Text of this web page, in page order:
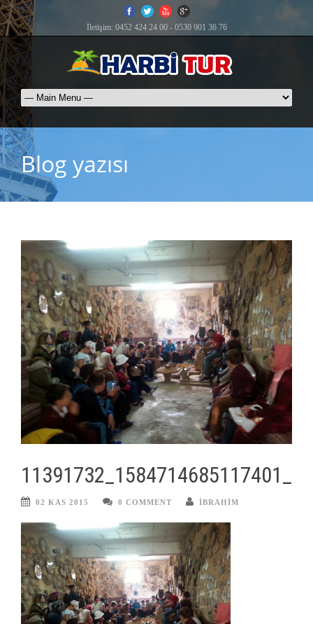
İletişim: 0452 424 24 00 - 0530 901 36 76
Blog yazısı
02 KAS 2015 0 COMMENT IBRAHIM